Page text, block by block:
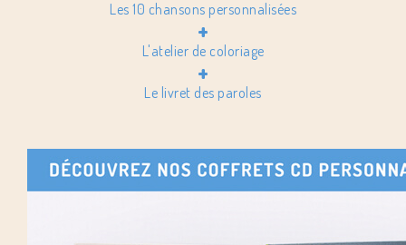
Les 10 chansons personnalisées
+
L'atelier de coloriage
+
Le livret des paroles